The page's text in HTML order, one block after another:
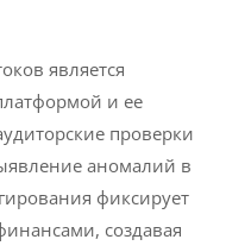
является
и ее
проверки
аномалий в
фиксирует
создавая